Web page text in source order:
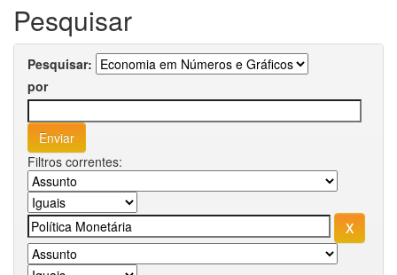
Pesquisar
Pesquisar:
por
Filtros correntes: